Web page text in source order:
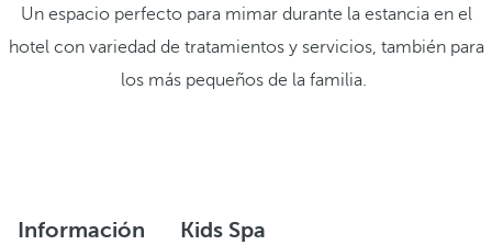
Un espacio perfecto para mimar durante la estancia en el
hotel con variedad de tratamientos y servicios, también para
los más pequeños de la familia.
Información Kids Spa